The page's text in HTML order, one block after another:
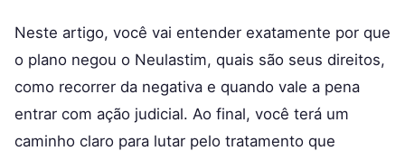
Neste artigo, você vai entender exatamente por que
o plano negou o Neulastim, quais são seus direitos,
como recorrer da negativa e quando vale a pena
entrar com ação judicial. Ao final, você terá um
caminho claro para lutar pelo tratamento que